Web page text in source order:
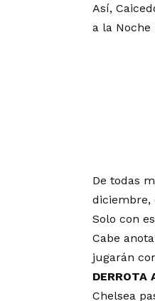
Así,
a la Noche
De todas
diciembre,
Solo con
Cabe
jugarán
DERROTA
Chelsea